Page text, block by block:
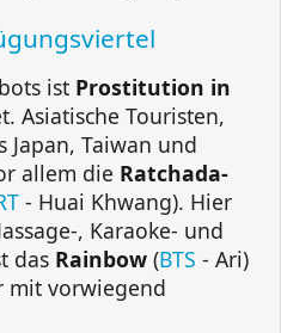
ist Prostitution in
Asiatische Touristen,
Taiwan und
allem die Ratchada-
- Huai Khwang). Hier
, Karaoke- und
das Rainbow (BTS - Ari)
mit vorwiegend